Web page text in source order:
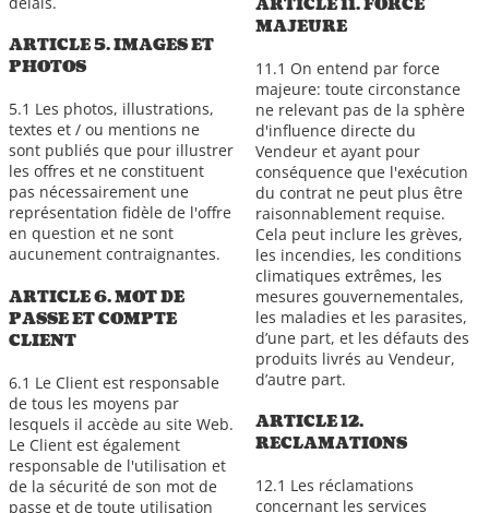
ARTICLE 5. IMAGES ET
PHOTOS
5.1 Les photos, illustrations,
textes et / ou mentions ne
sont publiés que pour illustrer
les offres et ne constituent
pas nécessairement une
représentation fidèle de l'offre
en question et ne sont
aucunement contraignantes.
ARTICLE 6. MOT DE
PASSE ET COMPTE
CLIENT
6.1 Le Client est responsable
de tous les moyens par
lesquels il accède au site Web.
Le Client est également
responsable de l'utilisation et
de la sécurité de son mot de
passe et de toute utilisation
ARTICLE 11. FORCE
MAJEURE
11.1 On entend par force
majeure: toute circonstance
ne relevant pas de la sphère
d'influence directe du
Vendeur et ayant pour
conséquence que l'exécution
du contrat ne peut plus être
raisonnablement requise.
Cela peut inclure les grèves,
les incendies, les conditions
climatiques extrêmes, les
mesures gouvernementales,
les maladies et les parasites,
d’une part, et les défauts des
produits livrés au Vendeur,
d’autre part.
ARTICLE 12.
RECLAMATIONS
12.1 Les réclamations
concernant les services